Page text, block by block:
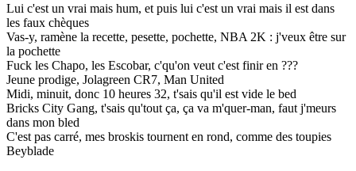
Lui c'est un vrai mais hum, et puis lui c'est un vrai mais il est dans
les faux chèques
Vas-y, ramène la recette, pesette, pochette, NBA 2K : j'veux être sur
la pochette
Fuck les Chapo, les Escobar, c'qu'on veut c'est finir en ???
Jeune prodige, Jolagreen CR7, Man United
Midi, minuit, donc 10 heures 32, t'sais qu'il est vide le bed
Bricks City Gang, t'sais qu'tout ça, ça va m'quer-man, faut j'meurs
dans mon bled
C'est pas carré, mes broskis tournent en rond, comme des toupies
Beyblade